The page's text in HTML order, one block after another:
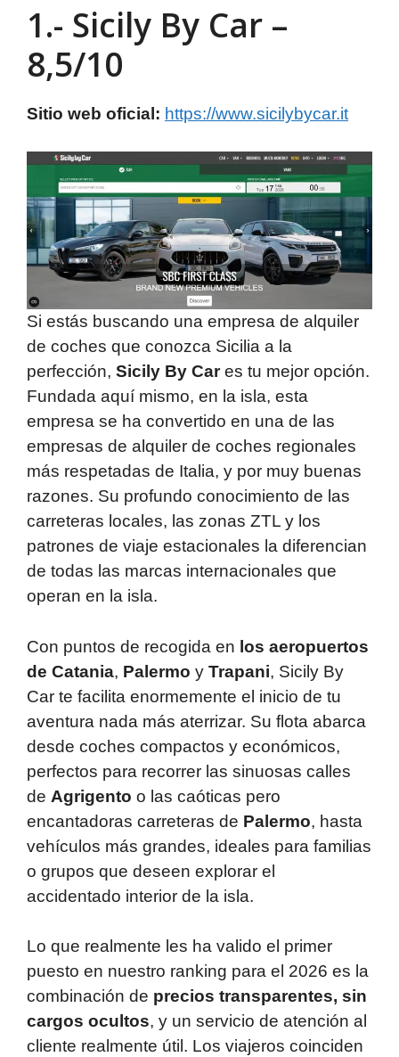
1.- Sicily By Car –
8,5/10
Sitio web oficial: https://www.sicilybycar.it
Si estás buscando una empresa de alquiler
de coches que conozca Sicilia a la
perfección, Sicily By Cares tu mejor opción.
Fundada aquí mismo, en la isla, esta
empresa se ha convertido en una de las
empresas de alquiler de coches regionales
más respetadas de Italia, y por muy buenas
razones. Su profundo conocimiento de las
carreteras locales, las zonas ZTL y los
patrones de viaje estacionales la diferencian
de todas las marcas internacionales que
operan en la isla.
Con puntos de recogida en los aeropuertos
de Catania, Palermo y Trapani, Sicily By
Car te facilita enormemente el inicio de tu
aventura nada más aterrizar. Su flota abarca
desde coches compactos y económicos,
perfectos para recorrer las sinuosas calles
de Agrigento o las caóticas pero
encantadoras carreteras de Palermo, hasta
vehículos más grandes, ideales para familias
o grupos que deseen explorar el
accidentado interior de la isla.
Lo que realmente les ha valido el primer
puesto en nuestro ranking para el 2026 es la
combinación de precios transparentes, sin
cargos ocultos, y un servicio de atención al
cliente realmente útil. Los viajeros coinciden